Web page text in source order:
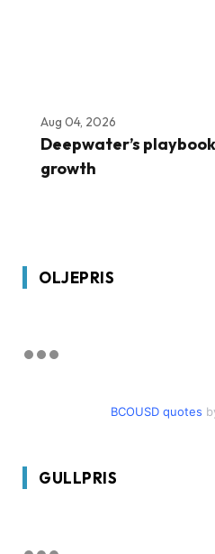
Aug 04, 2026
Deepwater’s
growth
OLJEPRIS
BCOUSD quotes
GULLPRIS